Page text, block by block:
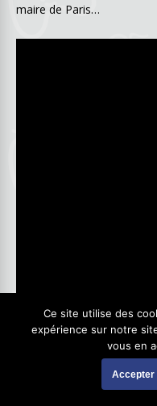
maire de Paris…
Ce site utilise des
expérience sur notre
vous en
Accepter